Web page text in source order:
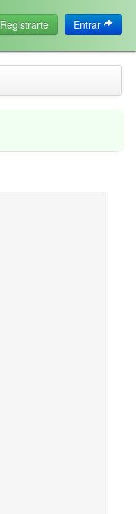
Entrar
Registrarte